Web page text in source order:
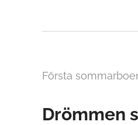
Första
Drömmen